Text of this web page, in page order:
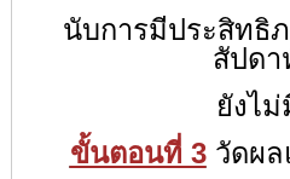
นับการมีประสิทธิ
สัปดา
ยังไ
ขั้นตอนที่ 3วัดผล